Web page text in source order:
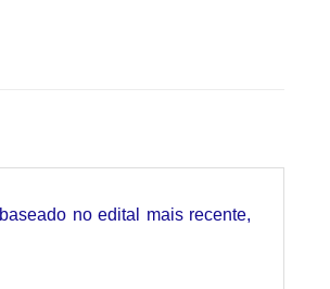
no edital mais recente,